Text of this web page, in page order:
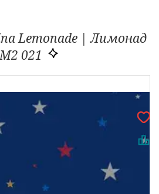
Lemonade | Лимонад
021